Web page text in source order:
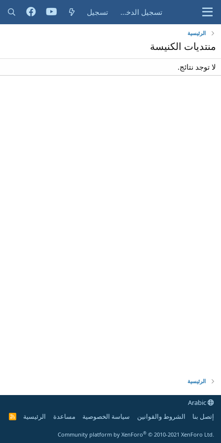
تسجيل الدخول تسجيل
الرئيسية
منتديات الكنيسة
لا توجد نتائج.
الرئيسية
إتصل بنا
الشروط والقوانين سياسة الخصوصية مساعدة الرئيسية
R
Community platform by XenForo® © 2010-2021 XenForo Ltd.